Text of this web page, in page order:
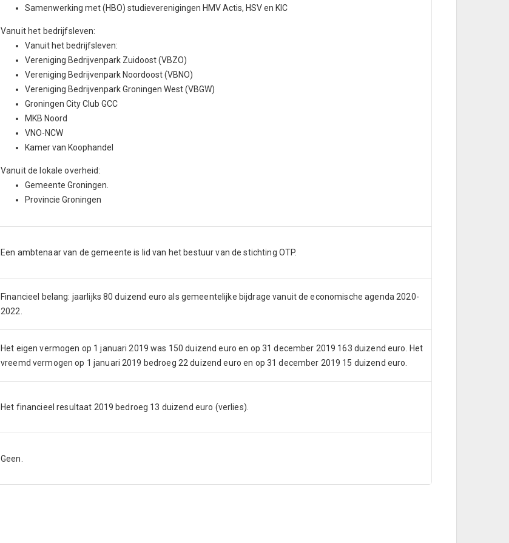
Samenwerking met (HBO) studieverenigingen HMV Actis, HSV en KIC
Vanuit het bedrijfsleven:
Vanuit het bedrijfsleven:
Vereniging Bedrijvenpark Zuidoost (VBZO)
Vereniging Bedrijvenpark Noordoost (VBNO)
Vereniging Bedrijvenpark Groningen West (VBGW)
Groningen City Club GCC
MKB Noord
VNO-NCW
Kamer van Koophandel
Vanuit de lokale overheid:
Gemeente Groningen.
Provincie Groningen
Een ambtenaar van de gemeente is lid van het bestuur van de stichting OTP.
Financieel belang: jaarlijks 80 duizend euro als gemeentelijke bijdrage vanuit de economische agenda 2020-
2022.
Het eigen vermogen op 1 januari 2019 was 150 duizend euro en op 31 december 2019 163 duizend euro. Het
vreemd vermogen op 1 januari 2019 bedroeg 22 duizend euro en op 31 december 2019 15 duizend euro.
Het financieel resultaat 2019 bedroeg 13 duizend euro (verlies).
Geen.